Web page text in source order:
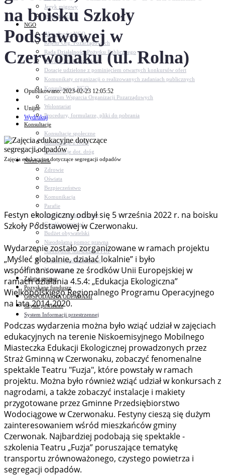
Język migowy
Współpraca
NGO
Aktualności NGO
Rejestr Org. Pozarządowych
Rada Działalności Pożytku Publicznego
Otwarte konkursy ofert
Dotacje udzielone z pominięciem otwartych konkursów ofert
Komunikaty organizacji o realizowanych zadaniach publicznych
Konsultacje z NGO
Centrum Wsparcia Organizacji Pozarządowych
Wolontariat
Procedury, formularze, pliki do pobrania
Konsultacje
Konsultacje społeczne
Konsultacje z NGO
Konsultacje dot. dróg
Niezbędnik
Zdrowie
Oświata
Bezpieczeństwo
Komunikacja
Parafie
Zarządzanie kryzysowe
C.ześć w gminie!
Budżet obywatelski
Nieodpłatna pomoc prawna
Niezbędnik mieszkańca PDF
Aplikacja mMieszkaniec
Mapa gminy
Załatw sprawę
Pozyskane fundusze
GOSPODARKA ODPADAMI
Czyste powietrze
System Informacji przestrzennej
na boisku Szkoły
Podstawowej w
Czerwonaku (ul. Rolna)
Opublikowano: 2023-02-23 12:05:52
Unijne
Wydrukuj
Zajęcia edukacyjne dotyczące segregacji odpadów
Festyn ekologiczny odbył się 5 września 2022 r. na boisku
Szkoły Podstawowej w Czerwonaku.
Wydarzenie zostało zorganizowane w ramach projektu
„Myśleć globalnie, działać lokalnie” i było
współfinansowane ze środków Unii Europejskiej w
ramach działania 4.5.4: „Edukacja Ekologiczna”
Wielkopolskiego Regionalnego Programu Operacyjnego
na lata 2014-2020.
Podczas wydarzenia można było wziąć udział w zajęciach
edukacyjnych na terenie Niskoemisyjnego Mobilnego
Miasteczka Edukacji Ekologicznej prowadzonych przez
Straż Gminną w Czerwonaku, zobaczyć fenomenalne
spektakle Teatru "Fuzja", które powstały w ramach
projektu. Można było również wziąć udział w konkursach z
nagrodami, a także zobaczyć instalacje i makiety
przygotowane przez Gminne Przedsiębiorstwo
Wodociągowe w Czerwonaku. Festyny cieszą się dużym
zainteresowaniem wśród mieszkańców gminy
Czerwonak. Najbardziej podobają się spektakle -
szkolenia Teatru „Fuzja” poruszające tematykę
transportu zrównoważonego, czystego powietrza i
segregacji odpadów.